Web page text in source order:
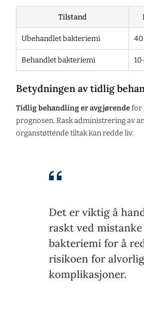
Tilstand
Ubehandlet bakteriemi
Behandlet bakteriemi
Betydningen av tidlig
Tidlig behandling er avgjørendefor
prognosen. Rask administrering av
organstøttende tiltak kan redde liv.
Det er viktig å
raskt ved
bakteriemi for å
risikoen for
komplikasjoner.